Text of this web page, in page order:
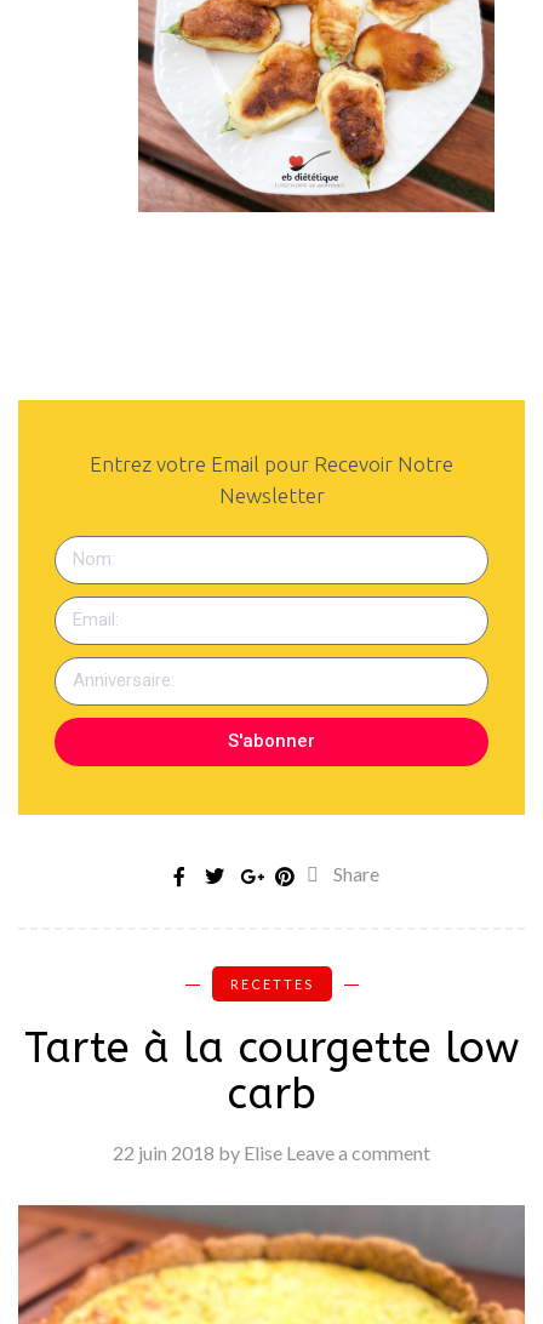
Entrez votre Email pour Recevoir Notre
Newsletter
S'abonner
Share
RECETTES
Tarte à la courgette low
carb
22 juin 2018 by Elise Leave a comment